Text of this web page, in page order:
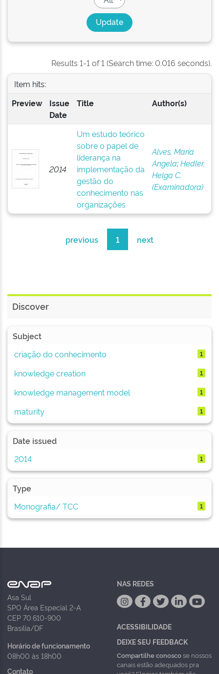
Results 1-1 of 1 (Search time: 0.016 seconds).
Item hits:
Preview
Issue
Date
Title Author(s)
2014
Um estudo teórico
sobre o papel de
liderança na
implementação da
gestão do
conhecimento nas
organizações
Alves, Maria
Angela;Hedler,
Helga C.
(Examinadora)
previous 1 next
Discover
Subject
criação do conhecimento
1
knowledge creation 1
knowledge management model 1
maturity 1
Date issued
2014
1
Type
Monografia/ TCC
1
Asa Sul
SPO Área Especial 2-A
CEP 70.610-900
Brasília/DF
Horário de funcionamento
08h00 às 18h00
Contato
NAS REDES
ACESSIBILIDADE
DEIXE SEU FEEDBACK
Compartilhe conoscose nossos
canais estão adequados pra